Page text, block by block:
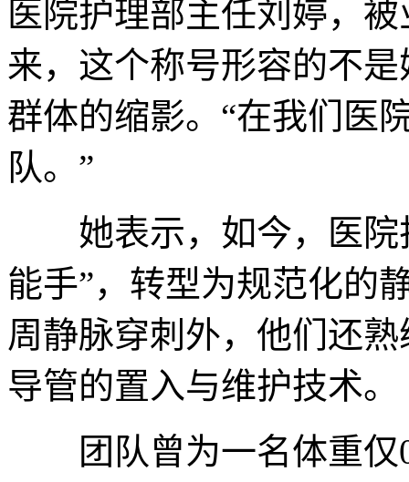
医院护理部主任刘婷，
来，这个称号形容的不
群体的缩影。“在我们医
队。”
她表示，如今，医院
能手”，转型为规范化的
周静脉穿刺外，他们还
导管的置入与维护技术。
团队曾为一名体重仅